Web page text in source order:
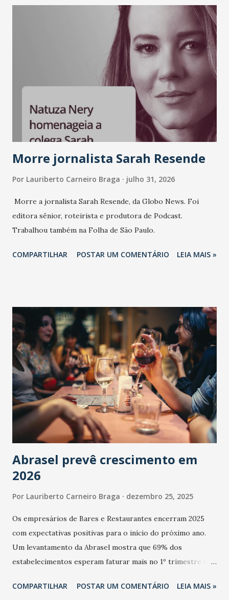
Morre jornalista Sarah Resende
Por Lauriberto Carneiro Braga julho 31, 2026
Morre a jornalista Sarah Resende, da Globo News. Foi
editora sênior, roteirista e produtora de Podcast.
Trabalhou também na Folha de São Paulo.
COMPARTILHAR POSTAR UM COMENTÁRIO LEIA MAIS »
Abrasel prevê crescimento em
2026
Por Lauriberto Carneiro Braga dezembro 25, 2025
Os empresários de Bares e Restaurantes encerram 2025
com expectativas positivas para o início do próximo ano.
Um levantamento da Abrasel mostra que 69% dos
estabelecimentos esperam faturar mais no 1º trimestre de
relação ao último trimestre deste ano, 56% também
COMPARTILHAR POSTAR UM COMENTÁRIO LEIA MAIS »